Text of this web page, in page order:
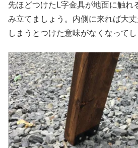
先ほどつけたL字金具が地面に触れ
み立てましょう。内側に来れば大
しまうとつけた意味がなくなってし